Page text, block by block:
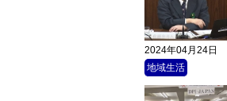
2024年04月24日
地域生活